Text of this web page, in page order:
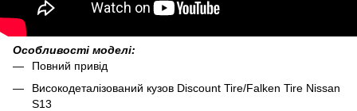
Особливості моделі:
Повний привід
Високодеталізований кузов Discount Tire/Falken Tire Nissan
S13